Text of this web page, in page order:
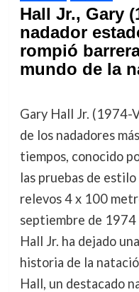
Hall Jr., Gary
nadador
rompió
mundo de la
Gary Hall Jr. (1974-
de los nadadores
tiempos, conocido
las pruebas de
relevos 4 x 100
septiembre de 1974
Hall Jr. ha dejado
historia de la
Hall, un destacado